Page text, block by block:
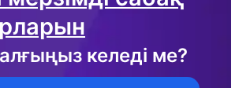
келеді ме?